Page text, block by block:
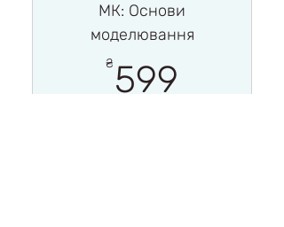
МК: Основи
моделювання
₴ 599